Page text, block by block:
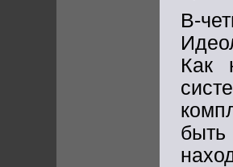
В-
Как
быть